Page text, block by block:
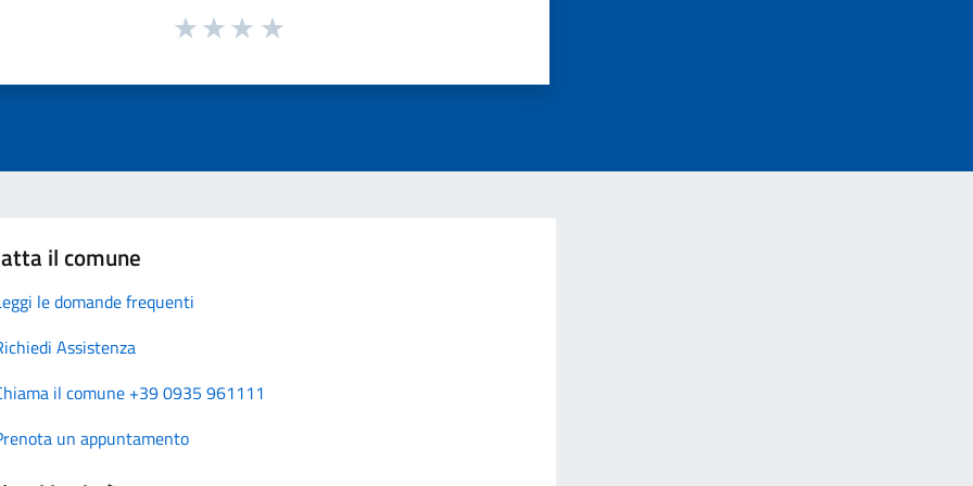
il comune
le domande frequenti
Assistenza
il comune +39 0935 961111
un appuntamento